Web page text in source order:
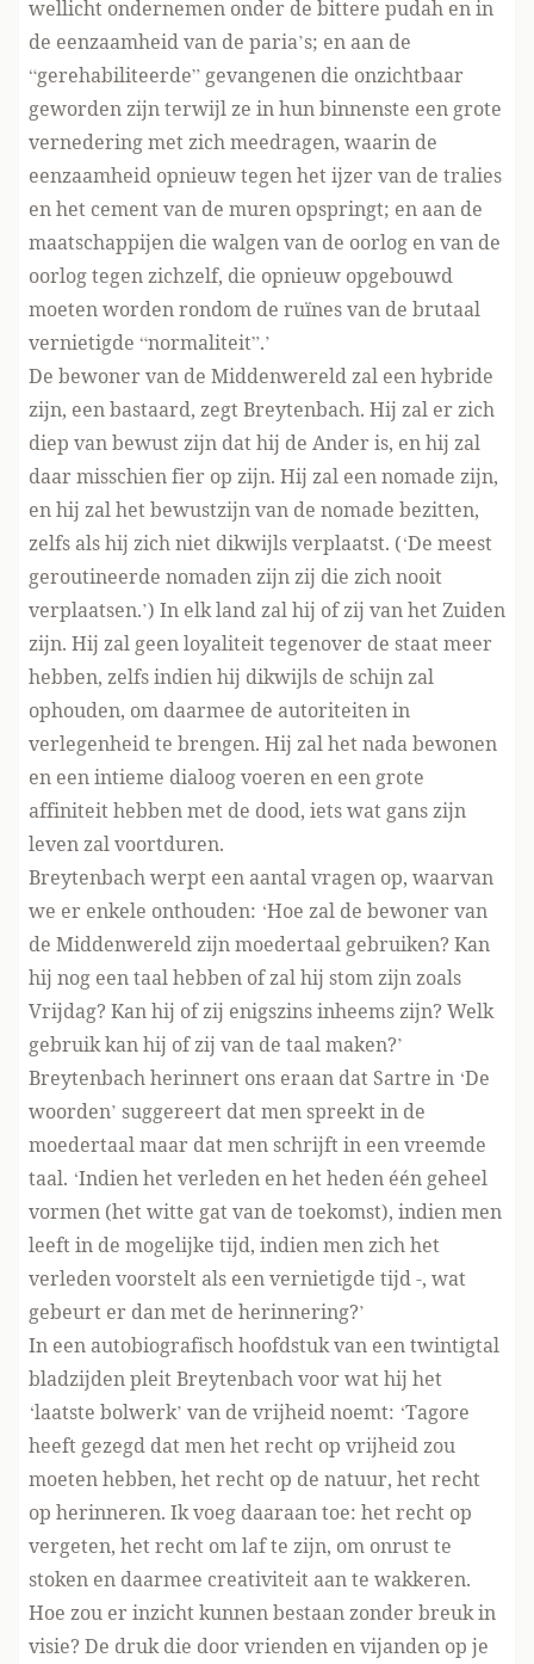
wellicht ondernemen onder de bittere pudah en in
de eenzaamheid van de paria’s; en aan de
“gerehabiliteerde” gevangenen die onzichtbaar
geworden zijn terwijl ze in hun binnenste een grote
vernedering met zich meedragen, waarin de
eenzaamheid opnieuw tegen het ijzer van de tralies
en het cement van de muren opspringt; en aan de
maatschappijen die walgen van de oorlog en van de
oorlog tegen zichzelf, die opnieuw opgebouwd
moeten worden rondom de ruïnes van de brutaal
vernietigde “normaliteit”.’
De bewoner van de Middenwereld zal een hybride
zijn, een bastaard, zegt Breytenbach. Hij zal er zich
diep van bewust zijn dat hij de Ander is, en hij zal
daar misschien fier op zijn. Hij zal een nomade zijn,
en hij zal het bewustzijn van de nomade bezitten,
zelfs als hij zich niet dikwijls verplaatst. (‘De meest
geroutineerde nomaden zijn zij die zich nooit
verplaatsen.’) In elk land zal hij of zij van het Zuiden
zijn. Hij zal geen loyaliteit tegenover de staat meer
hebben, zelfs indien hij dikwijls de schijn zal
ophouden, om daarmee de autoriteiten in
verlegenheid te brengen. Hij zal het nada bewonen
en een intieme dialoog voeren en een grote
affiniteit hebben met de dood, iets wat gans zijn
leven zal voortduren.
Breytenbach werpt een aantal vragen op, waarvan
we er enkele onthouden: ‘Hoe zal de bewoner van
de Middenwereld zijn moedertaal gebruiken? Kan
hij nog een taal hebben of zal hij stom zijn zoals
Vrijdag? Kan hij of zij enigszins inheems zijn? Welk
gebruik kan hij of zij van de taal maken?’
Breytenbach herinnert ons eraan dat Sartre in ‘De
woorden’ suggereert dat men spreekt in de
moedertaal maar dat men schrijft in een vreemde
taal. ‘Indien het verleden en het heden één geheel
vormen (het witte gat van de toekomst), indien men
leeft in de mogelijke tijd, indien men zich het
verleden voorstelt als een vernietigde tijd -, wat
gebeurt er dan met de herinnering?’
In een autobiografisch hoofdstuk van een twintigtal
bladzijden pleit Breytenbach voor wat hij het
‘laatste bolwerk’ van de vrijheid noemt: ‘Tagore
heeft gezegd dat men het recht op vrijheid zou
moeten hebben, het recht op de natuur, het recht
op herinneren. Ik voeg daaraan toe: het recht op
vergeten, het recht om laf te zijn, om onrust te
stoken en daarmee creativiteit aan te wakkeren.
Hoe zou er inzicht kunnen bestaan zonder breuk in
visie? De druk die door vrienden en vijanden op je